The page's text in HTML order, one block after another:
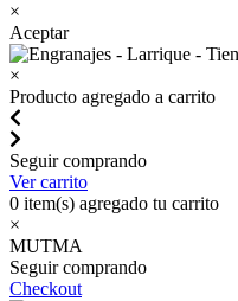
×
Aceptar
×
Producto agregado a carrito
Seguir comprando
Ver carrito
0 item(s) agregado tu carrito
×
MUTMA
Seguir comprando
Checkout